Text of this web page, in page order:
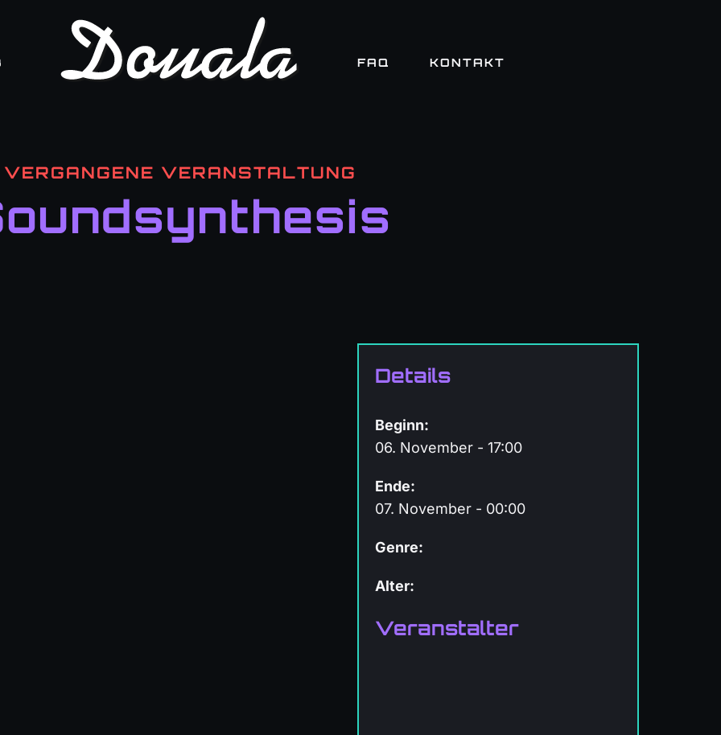
FAQ KONTAKT
VERGANGENE VERANSTALTUNG
Details
Beginn:
06. November - 17:00
Ende:
07. November - 00:00
Genre:
Alter:
Veranstalter